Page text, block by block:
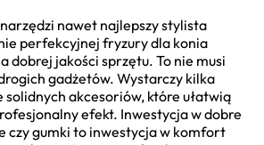
nawet najlepszy stylista
perfekcyjnej fryzury dla konia
dobrej jakości sprzętu. To nie musi
gadżetów. Wystarczy kilka
solidnych akcesoriów, które ułatwią
efekt. Inwestycja w dobre
czy gumki to inwestycja w komfort